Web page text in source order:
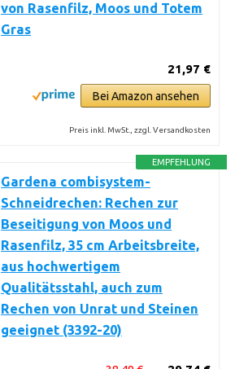
von Rasenfilz, Moos und Totem
Gras
21,97 €
Bei Amazon ansehen
Preis inkl. MwSt., zzgl. Versandkosten
EMPFEHLUNG
Gardena combisystem-
Schneidrechen: Rechen zur
Beseitigung von Moos und
Rasenfilz, 35 cm Arbeitsbreite,
aus hochwertigem
Qualitätsstahl, auch zum
Rechen von Unrat und Steinen
geeignet (3392-20)